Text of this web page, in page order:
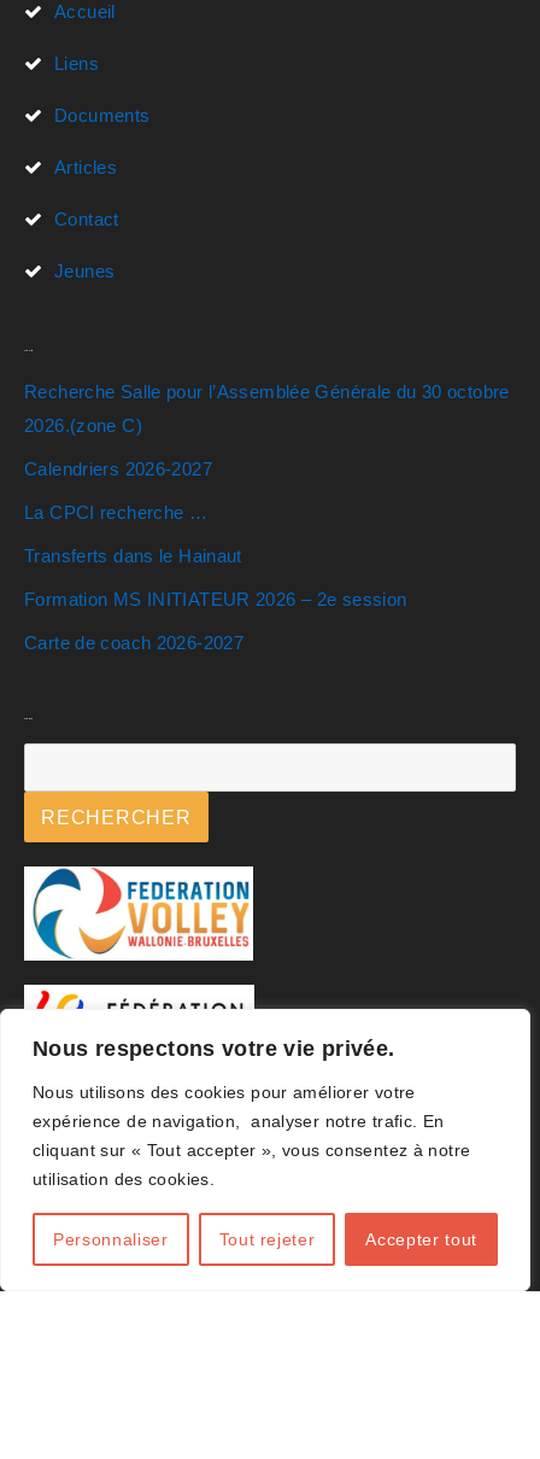
Nous respectons votre vie privée.
Nous utilisons des cookies pour améliorer votre
expérience de navigation, analyser notre trafic. En
cliquant sur « Tout accepter », vous consentez à notre
utilisation des cookies.
Personnaliser Tout rejeter Accepter tout
Accueil
Liens
Documents
Articles
Contact
Jeunes
Recherche Salle pour l’Assemblée Générale du 30 octobre
2026.(zone C)
Calendriers 2026-2027
La CPCI recherche …
Transferts dans le Hainaut
Formation MS INITIATEUR 2026 – 2e session
Carte de coach 2026-2027
RECHERCHER